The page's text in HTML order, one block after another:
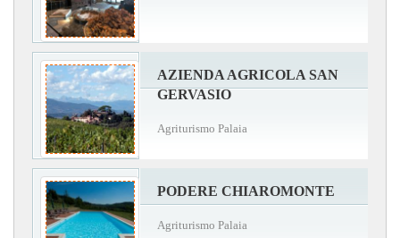
AZIENDA AGRICOLA SAN
GERVASIO
Agriturismo Palaia
PODERE CHIAROMONTE
Agriturismo Palaia